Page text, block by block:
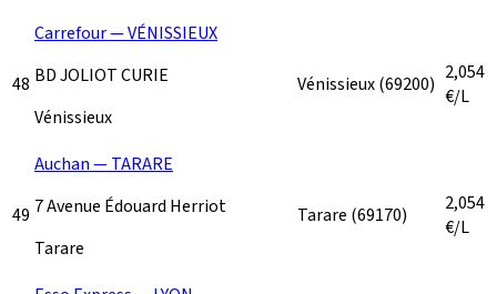
48
Carrefour — VÉNISSIEUX
BD JOLIOT CURIE
Vénissieux
Vénissieux(69200) 2,054
€/L
49
Auchan — TARARE
7 Avenue Édouard Herriot
Tarare
Tarare (69170)
2,054
€/L